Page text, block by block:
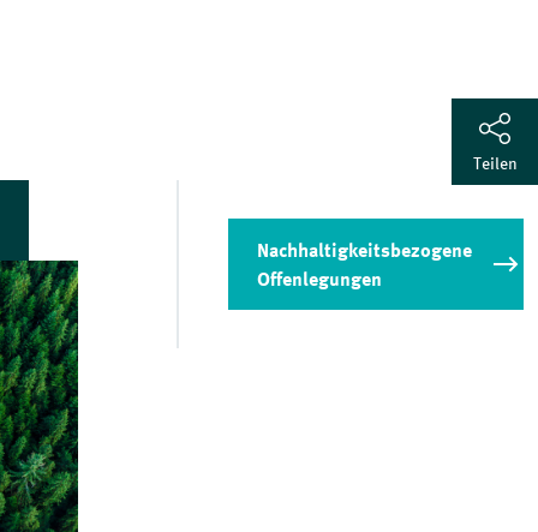
Teilen
LinkedIn
Nachhaltigkeitsbezogene
Offenlegungen